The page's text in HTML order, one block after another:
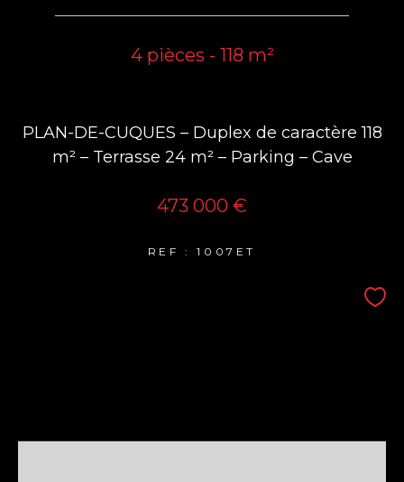
4 pièces - 118 m²
PLAN-DE-CUQUES – Duplex de caractère 118
m² – Terrasse 24 m² – Parking – Cave
473 000 €
REF : 1007ET